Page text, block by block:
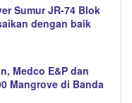
Sumur JR-74 Blok
dengan baik
Medco E&P dan
Mangrove di Banda